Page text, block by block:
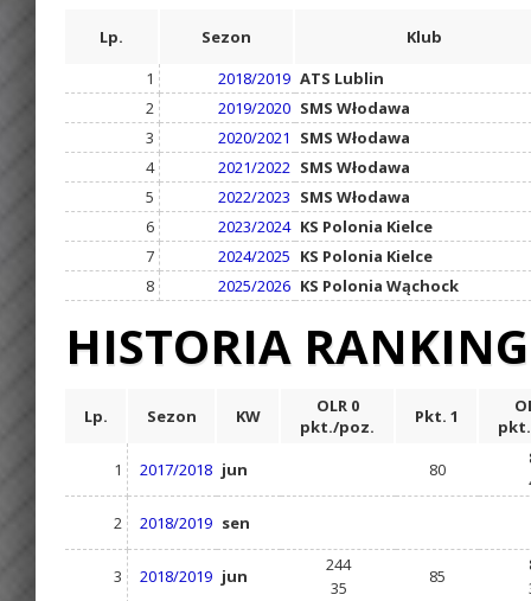
Lp. Sezon
Klub
1
2018/2019 ATS Lublin
2
2019/2020 SMS Włodawa
3
2020/2021
SMS Włodawa
4
2021/2022 SMS Włodawa
5
2022/2023 SMS Włodawa
6
2023/2024 KS Polonia Kielce
7
2024/2025 KS Polonia Kielce
8
2025/2026 KS Polonia Wąchock
HISTORIA
Lp. Sezon KW
OLR 0
pkt./poz.
Pkt. 1
1
2017/2018 jun 80
2
2018/2019 sen
3 2018/2019 jun
244
35
85